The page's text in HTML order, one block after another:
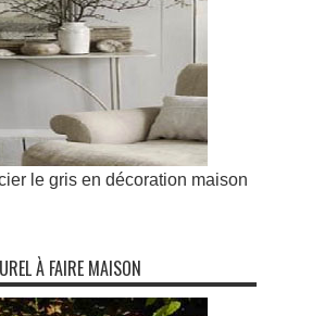
le gris en décoration maison
À FAIRE MAISON